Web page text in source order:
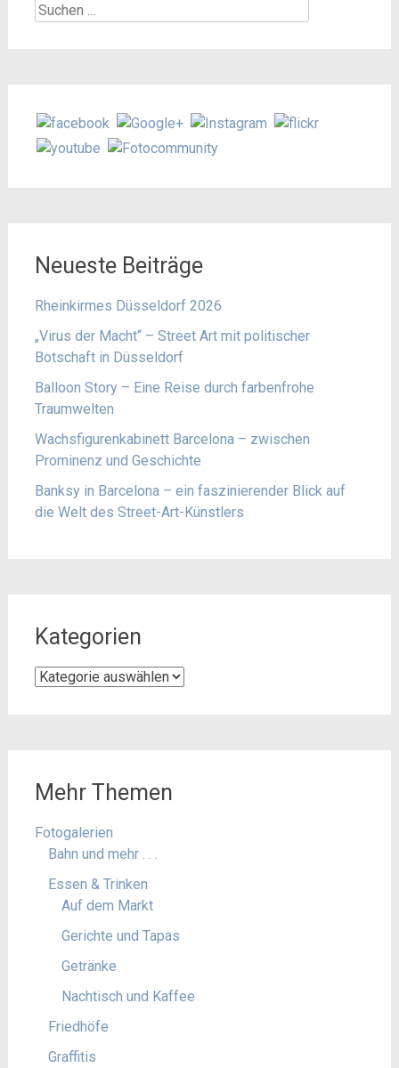
Suchen
Neueste Beiträge
Rheinkirmes Düsseldorf 2026
„Virus der Macht“ – Street Art mit politischer
Botschaft in Düsseldorf
Balloon Story – Eine Reise durch farbenfrohe
Traumwelten
Wachsfigurenkabinett Barcelona – zwischen
Prominenz und Geschichte
Banksy in Barcelona – ein faszinierender Blick auf
die Welt des Street-Art-Künstlers
Kategorien
Kategorien
Mehr Themen
Fotogalerien
Bahn und mehr . . .
Essen & Trinken
Auf dem Markt
Gerichte und Tapas
Getränke
Nachtisch und Kaffee
Friedhöfe
Graffitis